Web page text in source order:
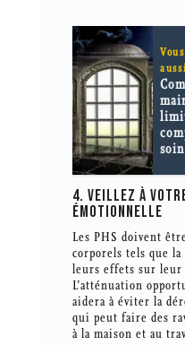
soin
4. VEILLEZ À
ÉMOTIONNELLE
Les PHS doivent
corporels tels que
leurs effets sur
L’atténuation
aidera à éviter la
qui peut faire des
à la maison et au